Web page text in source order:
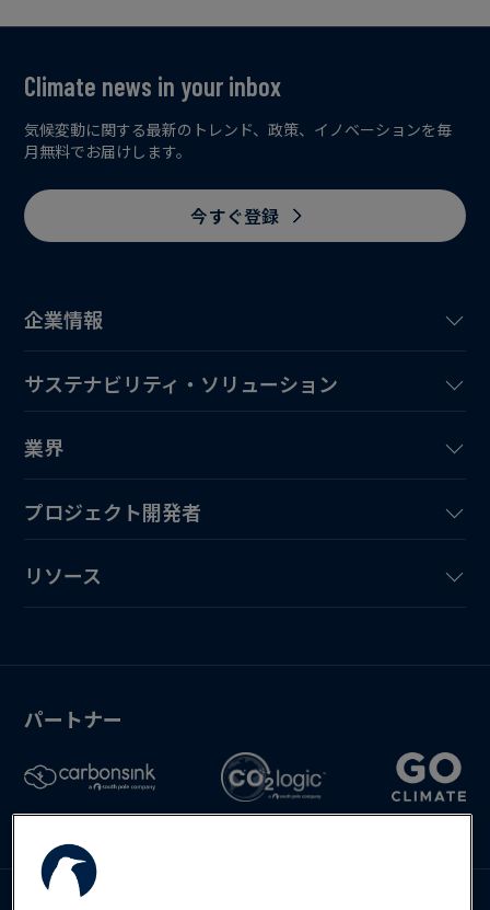
企業情報
サステナビリティ・ソリューション
業界
プロジェクト開発者
リソース
Climate news in your inbox
気候変動に関する最新のトレンド、政策、イノベーションを毎
月無料でお届けします。
今すぐ登録
パートナー